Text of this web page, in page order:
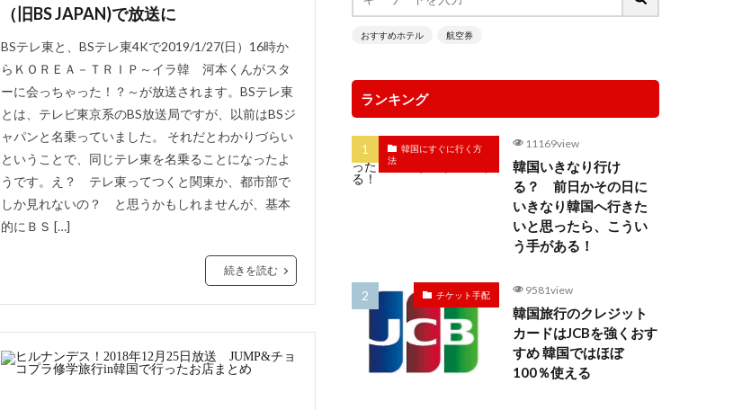
（旧BS JAPAN)で放送に
BSテレ東と、BSテレ東4Kで2019/1/27(日）16時か
らＫＯＲＥＡ－ＴＲＩＰ～イラ韓 河本くんがスタ
ーに会っちゃった！？～が放送されます。BSテレ東
とは、テレビ東京系のBS放送局ですが、以前はBSジ
ャパンと名乗っていました。 それだとわかりづらい
ということで、同じテレ東を名乗ることになったよ
うです。え？ テレ東ってつくと関東か、都市部で
しか見れないの？ と思うかもしれませんが、基本
的にＢＳ […]
続きを読む
おすすめホテル 航空券
ランキング
韓国にすぐに行く方
法
11169view
韓国いきなり行け
る？ 前日かその日に
いきなり韓国へ行きた
いと思ったら、こうい
う手がある！
チケット手配 9581view
韓国旅行のクレジット
カードはJCBを強くおす
すめ 韓国ではほぼ
100％使える